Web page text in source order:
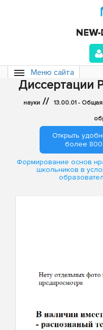
Меню сайта
Диссертации
науки // 13.00.01 - Общая
Открыть
более 800
Формирование основ
школьников в